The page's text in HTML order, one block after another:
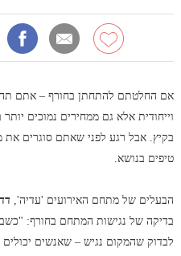
אם החלטתם להתחתן בחורף – אתם
וייחודית אלא גם ממחירים נמוכים
בקיץ. אבל רגע לפני שאתם סוגרים
טיפים בנושא.
הבעלים של מתחם האירועים 'עדיה',
בדיקה של נגישות המתחם בחורף:
לבדוק שהמקום נגיש – שאנשים